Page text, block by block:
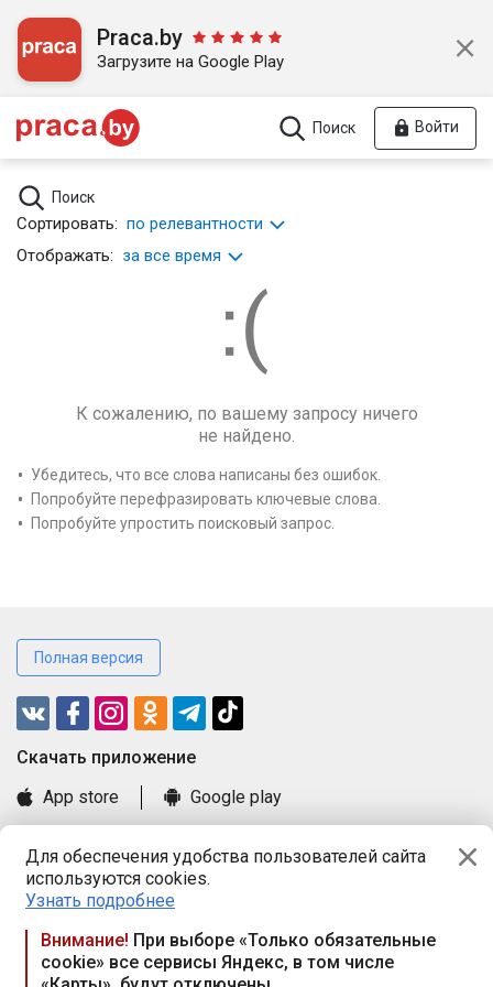
Для обеспечения удобства пользователей сайта
используются cookies.
Узнать подробнее
Внимание! При выборе «Только обязательные
cookie» все сервисы Яндекс, в том числе
Praca.by
Загрузите на Google Play
Поиск Войти
Поиск
Сортировать: по релевантности
Отображать: за все время
К сожалению, по вашему запросу ничего
не найдено.
Убедитесь, что все слова написаны без ошибок.
Попробуйте перефразировать ключевые слова.
Попробуйте упростить поисковый запрос.
Полная версия
Cкачать приложение
App store
Google play
Книга замечаний и предложений
Правила и документы
Praca.by © 2000—2026, ООО «ПРАЦА БАЙ»
Республика Беларусь, 220114, г. Минск, пр-т Независимости
117а, пом. № 9.